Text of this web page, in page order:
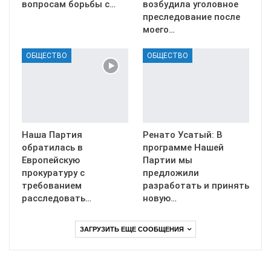
вопросам борьбы с…
возбудила уголовное
преследование после
моего…
ОБЩЕСТВО
Наша Партия
обратилась в
Европейскую
прокуратуру с
требованием
расследовать…
ОБЩЕСТВО
Ренато Усатый: В
программе Нашей
Партии мы
предложили
разработать и принять
новую…
ЗАГРУЗИТЬ ЕЩЕ СООБЩЕНИЯ